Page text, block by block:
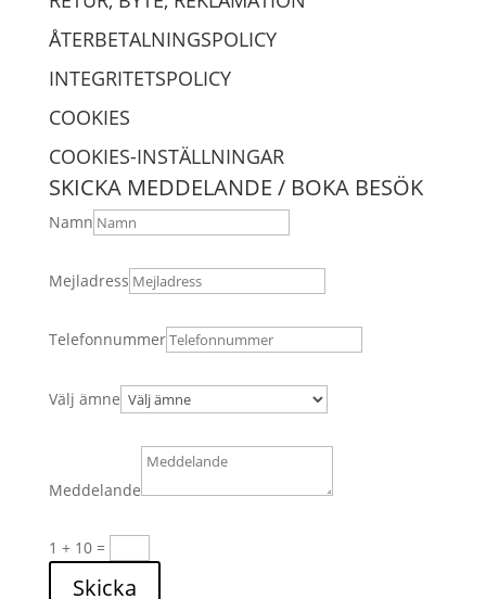
ÅTERBETALNINGSPOLICY
INTEGRITETSPOLICY
COOKIES
COOKIES-INSTÄLLNINGAR
SKICKA MEDDELANDE / BOKA BESÖK
Namn
Mejladress
Telefonnummer
Välj ämne
Meddelande
1 + 10=
Skicka